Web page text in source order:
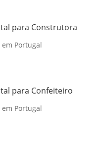
para Construtora
Portugal
para Confeiteiro
Portugal